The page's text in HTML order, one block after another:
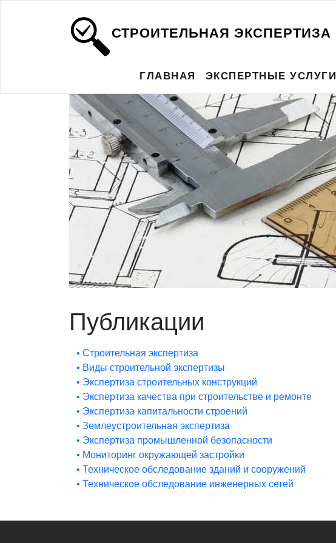
СТРОИТЕЛЬНАЯ ЭКСПЕРТИЗА
ГЛАВНАЯ ЭКСПЕРТНЫЕ УСЛУГИ
Публикации
• Строительная экспертиза
• Виды строительной экспертизы
• Экспертиза строительных конструкций
• Экспертиза качества при строительстве и ремонте
• Экспертиза капитальности строений
• Землеустроительная экспертиза
• Экспертиза промышленной безопасности
• Мониторинг окружающей застройки
• Техническое обследование зданий и сооружений
• Техническое обследование инженерных сетей